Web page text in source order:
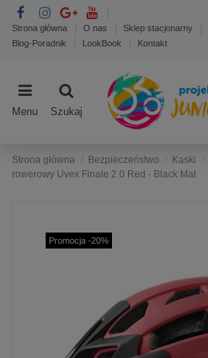
Strona główna O nas Sklep stacjonarny
Blog-Poradnik
LookBook Kontakt
Menu Szukaj
Strona główna Bezpieczeństwo Kaski
rowerowy Uvex Finale 2.0 Red - Black Mat
Promocja -20%